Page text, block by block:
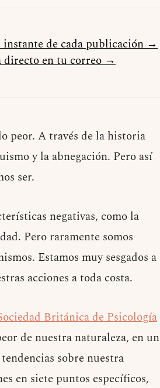
instante de cada publicación →
directo en tu correo →
peor. A través de la historia
y la abnegación. Pero así
ser.
negativas, como la
Pero raramente somos
Estamos muy sesgados a
acciones a toda costa.
Británica de Psicología
de nuestra naturaleza, en un
sobre nuestra
en siete puntos específicos,